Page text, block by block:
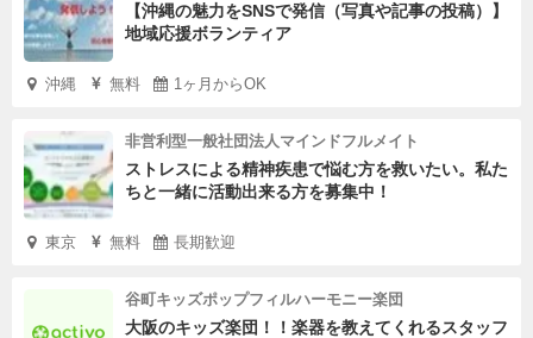
【沖縄の魅力をSNSで発信（写真や記事の投稿）】
地域応援ボランティア
沖縄 無料 1ヶ月からOK
非営利型一般社団法人マインドフルメイト
ストレスによる精神疾患で悩む方を救いたい。私た
ちと一緒に活動出来る方を募集中！
東京 無料 長期歓迎
谷町キッズポップフィルハーモニー楽団
大阪のキッズ楽団！！楽器を教えてくれるスタッフ